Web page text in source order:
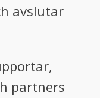
avslutar
partners